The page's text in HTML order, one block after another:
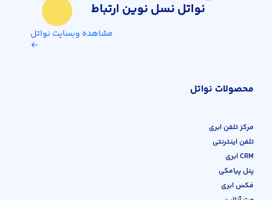
نواتل نسل نوین ارتباط
مشاهده وبسایت نواتل
محصولات نواتل
مرکز تلفن ابری
تلفن اینترنتی
CRM ابری
پنل پیامکی
فکس ابری